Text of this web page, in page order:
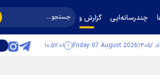
چندرسانه‌ایی گزارش و گفت‌وگو
Friday 07 August 2026 ۱۰:۵۷:۰۱